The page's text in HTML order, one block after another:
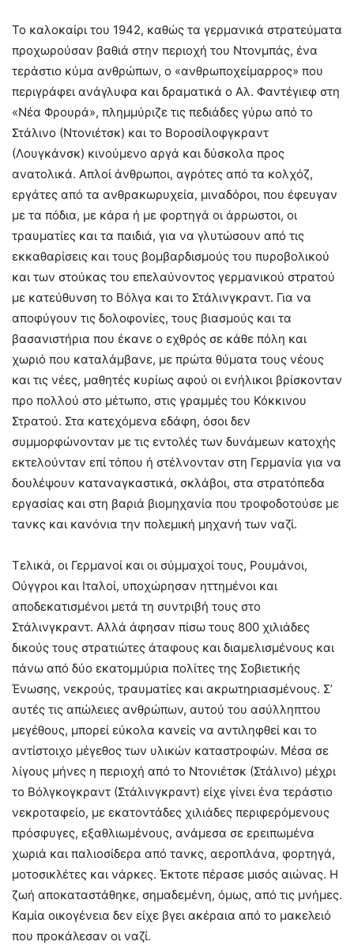
Το καλοκαίρι του 1942, καθώς τα γερμανικά στρατεύματα
προχωρούσαν βαθιά στην περιοχή του Ντονμπάς, ένα
τεράστιο κύμα ανθρώπων, ο «ανθρωποχείμαρρος» που
περιγράφει ανάγλυφα και δραματικά ο Αλ. Φαντέγιεφ στη
«Νέα Φρουρά», πλημμύριζε τις πεδιάδες γύρω από το
Στάλινο (Ντονιέτσκ) και το Βοροσίλοφγκραντ
(Λουγκάνσκ) κινούμενο αργά και δύσκολα προς
ανατολικά. Απλοί άνθρωποι, αγρότες από τα κολχόζ,
εργάτες από τα ανθρακωρυχεία, μιναδόροι, που έφευγαν
με τα πόδια, με κάρα ή με φορτηγά οι άρρωστοι, οι
τραυματίες και τα παιδιά, για να γλυτώσουν από τις
εκκαθαρίσεις και τους βομβαρδισμούς του πυροβολικού
και των στούκας του επελαύνοντος γερμανικού στρατού
με κατεύθυνση το Βόλγα και το Στάλινγκραντ. Για να
αποφύγουν τις δολοφονίες, τους βιασμούς και τα
βασανιστήρια που έκανε ο εχθρός σε κάθε πόλη και
χωριό που καταλάμβανε, με πρώτα θύματα τους νέους
και τις νέες, μαθητές κυρίως αφού οι ενήλικοι βρίσκονταν
προ πολλού στο μέτωπο, στις γραμμές του Κόκκινου
Στρατού. Στα κατεχόμενα εδάφη, όσοι δεν
συμμορφώνονταν με τις εντολές των δυνάμεων κατοχής
εκτελούνταν επί τόπου ή στέλνονταν στη Γερμανία για να
δουλέψουν καταναγκαστικά, σκλάβοι, στα στρατόπεδα
εργασίας και στη βαριά βιομηχανία που τροφοδοτούσε με
τανκς και κανόνια την πολεμική μηχανή των ναζί.
Τελικά, οι Γερμανοί και οι σύμμαχοί τους, Ρουμάνοι,
Ούγγροι και Ιταλοί, υποχώρησαν ηττημένοι και
αποδεκατισμένοι μετά τη συντριβή τους στο
Στάλινγκραντ. Αλλά άφησαν πίσω τους 800 χιλιάδες
δικούς τους στρατιώτες άταφους και διαμελισμένους και
πάνω από δύο εκατομμύρια πολίτες της Σοβιετικής
Ένωσης, νεκρούς, τραυματίες και ακρωτηριασμένους. Σ’
αυτές τις απώλειες ανθρώπων, αυτού του ασύλληπτου
μεγέθους, μπορεί εύκολα κανείς να αντιληφθεί και το
αντίστοιχο μέγεθος των υλικών καταστροφών. Μέσα σε
λίγους μήνες η περιοχή από το Ντονιέτσκ (Στάλινο) μέχρι
το Βόλγκογκραντ (Στάλινγκραντ) είχε γίνει ένα τεράστιο
νεκροταφείο, με εκατοντάδες χιλιάδες περιφερόμενους
πρόσφυγες, εξαθλιωμένους, ανάμεσα σε ερειπωμένα
χωριά και παλιοσίδερα από τανκς, αεροπλάνα, φορτηγά,
μοτοσικλέτες και νάρκες. Έκτοτε πέρασε μισός αιώνας. Η
ζωή αποκαταστάθηκε, σημαδεμένη, όμως, από τις μνήμες.
Καμία οικογένεια δεν είχε βγει ακέραια από το μακελειό
που προκάλεσαν οι ναζί.